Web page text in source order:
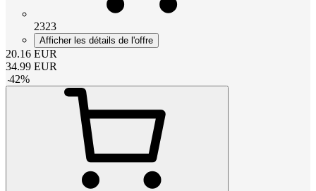
2323
Afficher les détails de l'offre
20.16 EUR
34.99 EUR
-42%